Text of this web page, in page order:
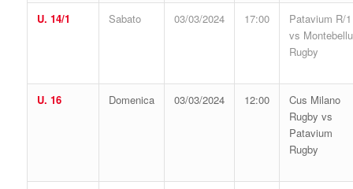
U. 14/1 Sabato 03/03/2024 17:00
Patavium R/1
vs
Rugby
U. 16 Domenica 03/03/2024 12:00
Cus Milano
Rugby vs
Patavium
Rugby